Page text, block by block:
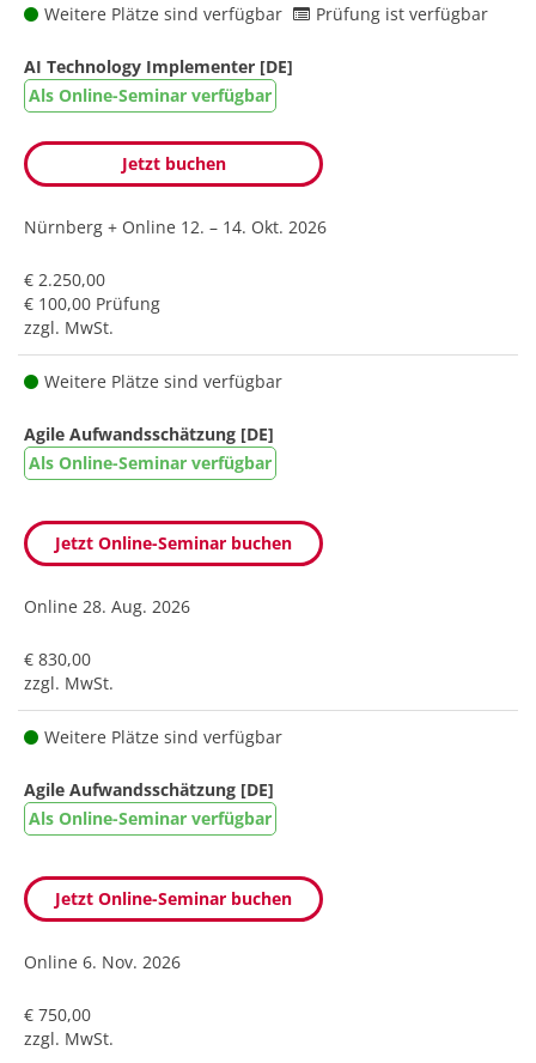
Weitere Plätze sind verfügbar Prüfung ist verfügbar
AI Technology Implementer [DE]
Als Online-Seminar verfügbar
Jetzt buchen
Nürnberg + Online 12. – 14. Okt. 2026
€ 2.250,00
€ 100,00 Prüfung
zzgl. MwSt.
Weitere Plätze sind verfügbar
Agile Aufwandsschätzung [DE]
Als Online-Seminar verfügbar
Jetzt Online-Seminar buchen
Online 28. Aug. 2026
€ 830,00
zzgl. MwSt.
Weitere Plätze sind verfügbar
Agile Aufwandsschätzung [DE]
Als Online-Seminar verfügbar
Jetzt Online-Seminar buchen
Online 6. Nov. 2026
€ 750,00
zzgl. MwSt.